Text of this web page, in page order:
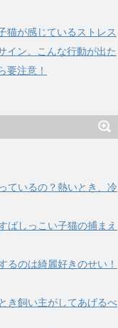
猫が感じているストレス
イン。こんな行動が出た
要注意！
ているの？熱いとき、冷
ばしっこい子猫の捕まえ
るのは綺麗好きのせい！
き飼い主がしてあげるべ